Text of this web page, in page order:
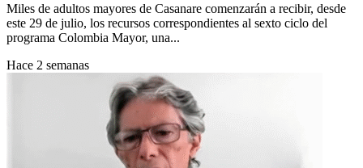
Miles de adultos mayores de Casanare comenzarán a recibir, desde
este 29 de julio, los recursos correspondientes al sexto ciclo del
programa Colombia Mayor, una...
Hace 2 semanas